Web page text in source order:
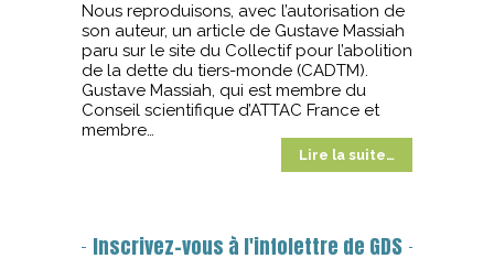
Nous reproduisons, avec l’autorisation de
son auteur, un article de Gustave Massiah
paru sur le site du Collectif pour l’abolition
de la dette du tiers-monde (CADTM).
Gustave Massiah, qui est membre du
Conseil scientifique d’ATTAC France et
membre…
Lire la suite…
Inscrivez-vous à l'infolettre de GDS